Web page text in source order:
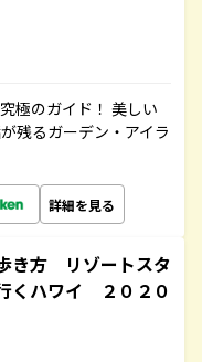
極のガイド！ 美しい
残るガーデン・アイラ
詳細を見る
き方 リゾートスタ
くハワイ ２０２０